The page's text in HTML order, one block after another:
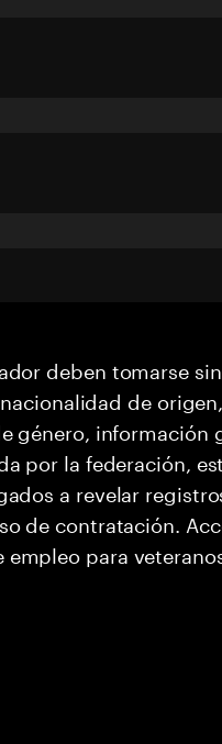
deben tomarse
de
género, información
por la federación,
a revelar
de contratación.
para